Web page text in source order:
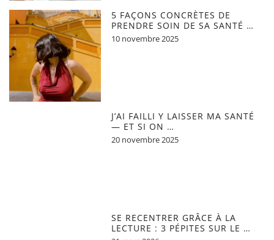
5 FAÇONS CONCRÈTES DE
PRENDRE SOIN DE SA SANTÉ …
10 novembre 2025
J’AI FAILLI Y LAISSER MA SANTÉ
— ET SI ON …
20 novembre 2025
SE RECENTRER GRÂCE À LA
LECTURE : 3 PÉPITES SUR LE …